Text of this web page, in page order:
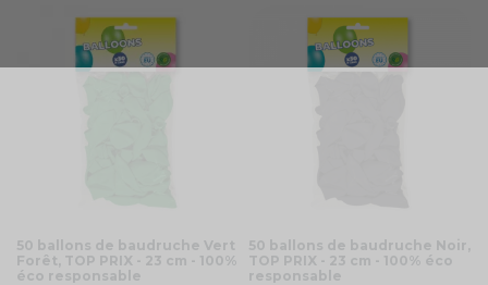
50 ballons de baudruche Vert
Forêt, TOP PRIX - 23 cm - 100%
éco responsable
50 ballons de baudruche Noir,
TOP PRIX - 23 cm - 100% éco
responsable